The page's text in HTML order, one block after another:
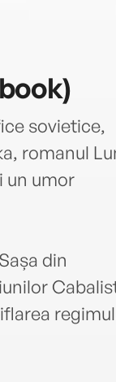
sovietice,
romanul
un umor
din